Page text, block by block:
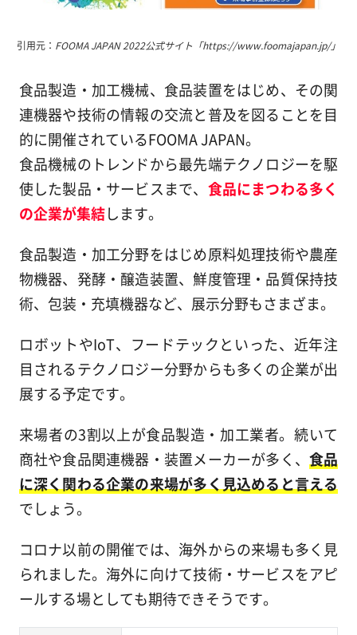
引用元： FOOMA JAPAN 2022公式サイト「https://www.foomajapan.jp/」
食品製造・加工機械、食品装置をはじめ、その関
連機器や技術の情報の交流と普及を図ることを目
的に開催されているFOOMA JAPAN。
食品機械のトレンドから最先端テクノロジーを駆
使した製品・サービスまで、 食品にまつわる多く
の企業が集結します。
食品製造・加工分野をはじめ原料処理技術や農産
物機器、発酵・醸造装置、鮮度管理・品質保持技
術、包装・充填機器など、展示分野もさまざま。
ロボットやIoT、フードテックといった、近年注
目されるテクノロジー分野からも多くの企業が出
展する予定です。
来場者の3割以上が食品製造・加工業者。続いて
商社や食品関連機器・装置メーカーが多く、 食品
に深く関わる企業の来場が多く見込めると言える
でしょう。
コロナ以前の開催では、海外からの来場も多く見
られました。海外に向けて技術・サービスをアピ
ールする場としても期待できそうです。